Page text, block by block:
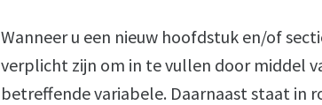
Wanneer u een nieuw hoofdstuk en/of
verplicht zijn om in te vullen door middel
betreffende variabele. Daarnaast staat in